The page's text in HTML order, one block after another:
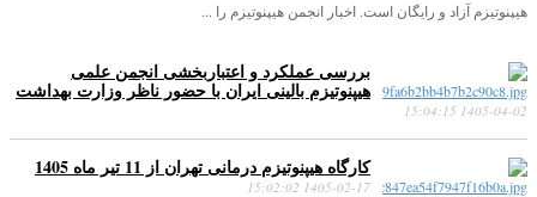
هیپنوتیزم آزاد و رایگان است. اخبار انجمن هیپنوتیزم را ...
بررسی عملکرد و اعتباربخشی انجمن علمی
هیپنوتیزم بالینی ایران با حضور ناظر وزارت بهداشت
1405-04-02 15:04:15
کارگاه هیپنوتیزم درمانی تهران از 11 تیر ماه 1405
1405-02-17 15:02:02